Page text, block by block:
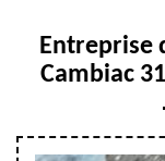
Entreprise
Cambiac